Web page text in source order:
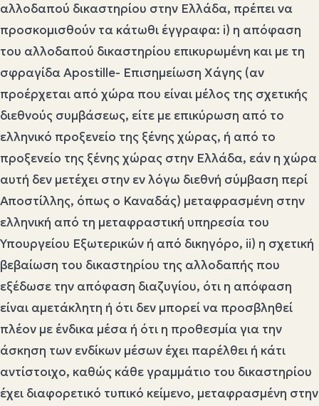
αλλοδαπού δικαστηρίου στην Ελλάδα, πρέπει να
προσκομισθούν τα κάτωθι έγγραφα: i) η απόφαση
του αλλοδαπού δικαστηρίου επικυρωμένη και με τη
σφραγίδα Apostille- Επισημείωση Χάγης (αν
προέρχεται από χώρα που είναι μέλος της σχετικής
διεθνούς συμβάσεως, είτε με επικύρωση από το
ελληνικό προξενείο της ξένης χώρας, ή από το
προξενείο της ξένης χώρας στην Ελλάδα, εάν η χώρα
αυτή δεν μετέχει στην εν λόγω διεθνή σύμβαση περί
Αποστίλλης, όπως ο Καναδάς) μεταφρασμένη στην
ελληνική από τη μεταφραστική υπηρεσία του
Υπουργείου Εξωτερικών ή από δικηγόρο, ii) η σχετική
βεβαίωση του δικαστηρίου της αλλοδαπής που
εξέδωσε την απόφαση διαζυγίου, ότι η απόφαση
είναι αμετάκλητη ή ότι δεν μπορεί να προσβληθεί
πλέον με ένδικα μέσα ή ότι η προθεσμία για την
άσκηση των ενδίκων μέσων έχει παρέλθει ή κάτι
αντίστοιχο, καθώς κάθε γραμμάτιο του δικαστηρίου
έχει διαφορετικό τυπικό κείμενο, μεταφρασμένη στην